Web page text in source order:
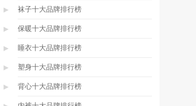
▸ 袜子十大品牌排行榜
▸ 保暖十大品牌排行榜
▸ 睡衣十大品牌排行榜
▸ 塑身十大品牌排行榜
▸ 背心十大品牌排行榜